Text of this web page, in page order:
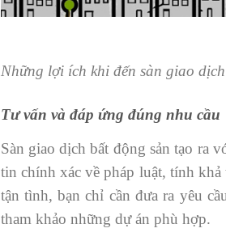
Những lợi ích khi đến sàn giao
Tư vấn và đáp ứng đúng nhu cầu
Sàn giao dịch bất động sản tạo ra
tin chính xác về pháp luật, tính
tận tình, bạn chỉ cần đưa ra yêu
tham khảo những dự án phù hợp.